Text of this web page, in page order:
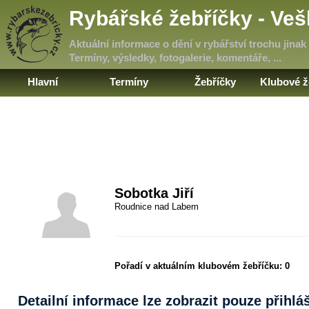
Rybářské žebříčky -
Aktuální informace o dění v rybářství trochu jinak
Termíny, výsledky, fotogalerie, komentáře, ...
Hlavní Termíny Žebříčky Klubové
Sobotka Jiří
Roudnice nad Labem
Pořadí v aktuálním klubovém žebříčku:0
Detailní informace lze zobrazit pouze